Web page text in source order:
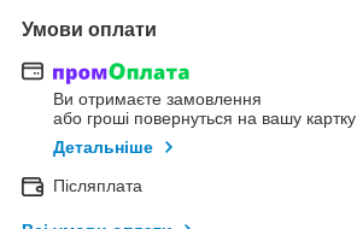
Умови оплати
Ви отримаєте замовлення
або гроші повернуться на вашу картку
Детальніше
Післяплата